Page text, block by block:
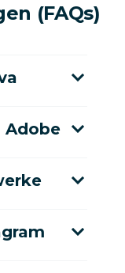
(FAQs)
Adobe